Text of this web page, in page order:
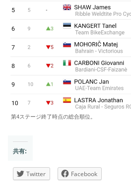
第4ステージ終了時点の総合順位。
共有:
Twitter Facebook